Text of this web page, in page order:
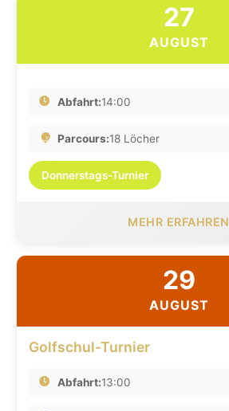
27
AUGUST
Abfahrt:14:00
Parcours:18 Löcher
Donnerstags-Turnier
MEHR ERFAHREN
29
AUGUST
Golfschul-Turnier
Abfahrt:13:00